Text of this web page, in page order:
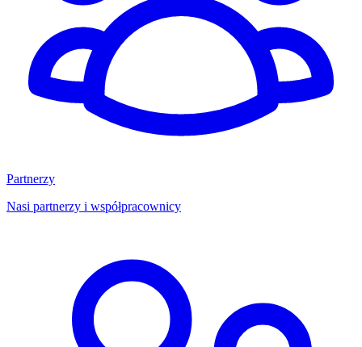
Partnerzy
Nasi partnerzy i współpracownicy